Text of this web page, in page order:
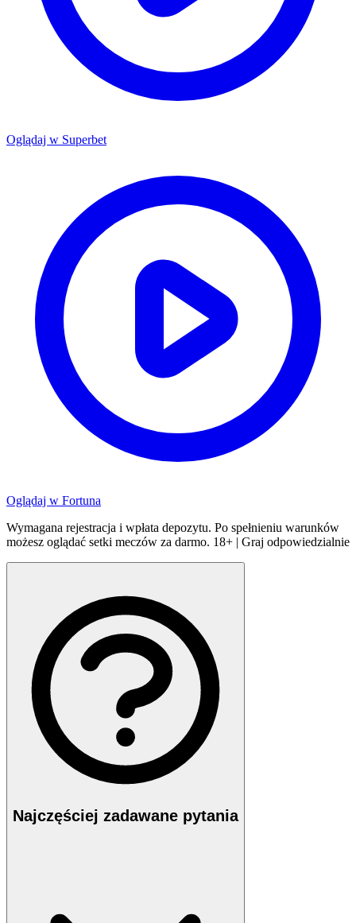
Oglądaj w Superbet
Oglądaj w Fortuna
Wymagana rejestracja i wpłata depozytu. Po spełnieniu warunków
możesz oglądać setki meczów za darmo. 18+ | Graj odpowiedzialnie
Najczęściej zadawane pytania